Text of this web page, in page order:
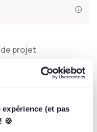
(et pas
🍪
projet
et la division d'un